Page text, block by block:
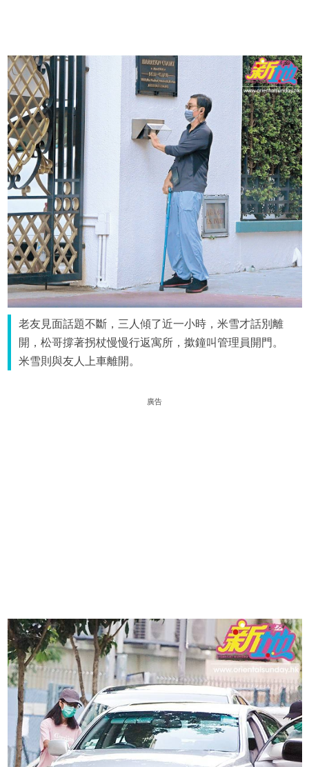
老友見面話題不斷，三人傾了近一小時，米雪才話別離
開，松哥撐著拐杖慢慢行返寓所，撳鐘叫管理員開門。
米雪則與友人上車離開。
廣告